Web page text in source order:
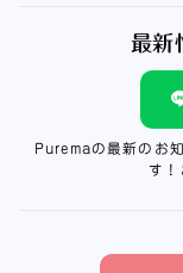
最新
Puremaの最新のお
す